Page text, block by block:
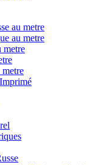
au metre
au metre
metre
metre